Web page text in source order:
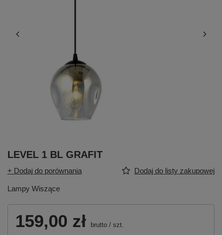
LEVEL 1 BL GRAFIT
+ Dodaj do porównania Dodaj do listy zakupowej
Lampy Wiszące
159,00 zł brutto / szt.